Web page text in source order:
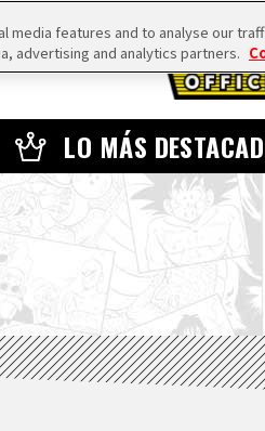
LO MÁS
features and to analyse our
advertising and analytics partners.